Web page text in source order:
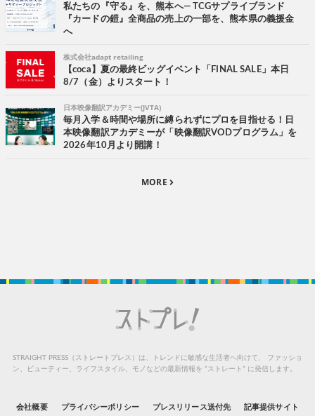
私たちの『守る』を、熊本へ― TCGサプライブランド
『カードの鎧』全商品の売上の一部を、熊本県の義援金
へ
株式会社adapt retailing
【coca】夏の最終ビッグイベント「FINAL SALE」本日
8/7（金）よりスタート！
日本映像翻訳アカデミー(JVTA)
毎月入学＆時間や場所に縛られずにプロを目指せる！日
本映像翻訳アカデミーが「映像翻訳VODプログラム」を
2026年10月より開講！
MORE
STRAIGHT PRESS（ストレートプレス）は、トレンドに敏感な生活者へ向けて、
ファッショ
ン、ビューティー、ライフスタイル、モノなどの最新情報を “ストレート” に発信します。
会社概要 プライバシーポリシー プレスリリース送付先 記事提供サイト